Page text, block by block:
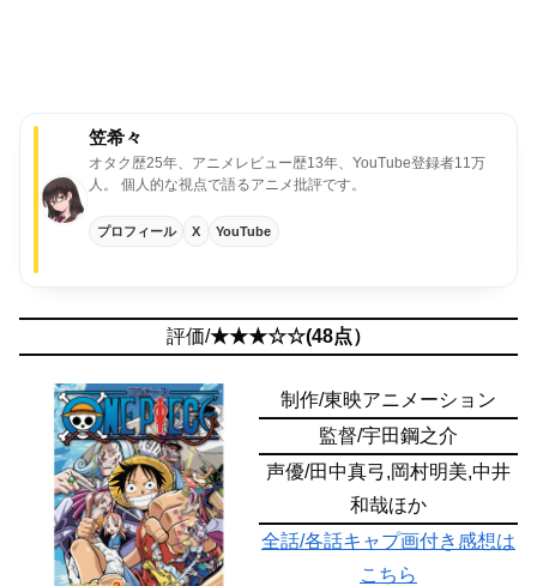
笠希々
オタク歴25年、アニメレビュー歴13年、YouTube登録者11万
人。
個人的な視点で語るアニメ批評です。
プロフィール X YouTube
評価/★★★☆☆(48点）
制作/東映アニメーション
監督/宇田鋼之介
声優/田中真弓,岡村明美,中井
和哉ほか
全話/各話キャプ画付き感想は
こちら